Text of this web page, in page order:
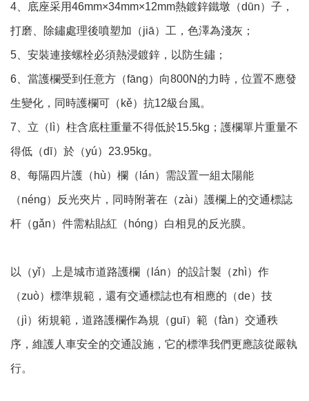
4、底座采用46mm×34mm×12mm熱鍍鋅鐵墩（dūn）子，
打磨、除鏽處理後噴塑加（jiā）工，色澤為淺灰；
5、安裝連接螺栓必須熱浸鍍鋅，以防生鏽；
6、當護欄受到任意方（fāng）向800N的力時，位置不應發
生變化，同時護欄可（kě）抗12級台風。
7、立（lì）柱含底柱重量不得低於15.5kg；護欄單片重量不
得低（dī）於（yú）23.95kg。
8、每隔四片護（hù）欄（lán）需設置一組太陽能
（néng）反光夾片，同時附著在（zài）護欄上的交通標誌
杆（gǎn）件需粘貼紅（hóng）白相見的反光膜。
以（yǐ）上是城市道路護欄（lán）的設計製（zhì）作
（zuò）標準規範，還有交通標誌也有相應的（de）技
（jì）術規範，道路護欄作為規（guī）範（fàn）交通秩
序，維護人車安全的交通設施，它的標準我們更應該從嚴執
行。